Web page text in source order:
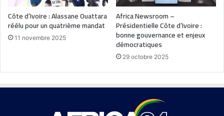
Côte d’Ivoire : Alassane Ouattara
réélu pour un quatrième mandat
11 novembre 2025
Africa Newsroom –
Présidentielle Côte d’Ivoire :
bonne gouvernance et enjeux
démocratiques
29 octobre 2025